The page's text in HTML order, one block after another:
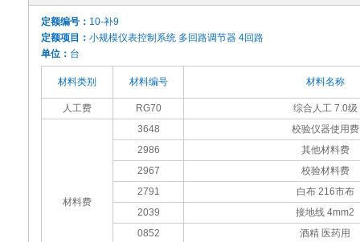
定额编号： 10-补9
定额项目： 小规模仪表控制系统 多回路调节器 4回路
单位： 台
材料类别 材料编号 材料名称
人工费 RG70 综合人工 7.0级
材料费
3648
校验仪器使用费
2986
其他材料费
2967
校验材料费
2791
白布 216市布
2039
接地线 4mm2
0852
酒精 医药用